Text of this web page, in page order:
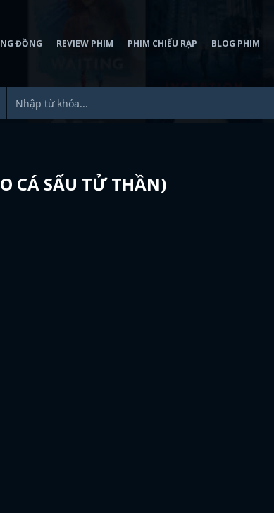
ĐỒNG REVIEW PHIM PHIM CHIẾU RẠP BLOG PHIM
CÁ SẤU TỬ THẦN)